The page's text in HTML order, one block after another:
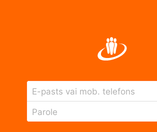
E-pasts vai mob. telefons
Parole